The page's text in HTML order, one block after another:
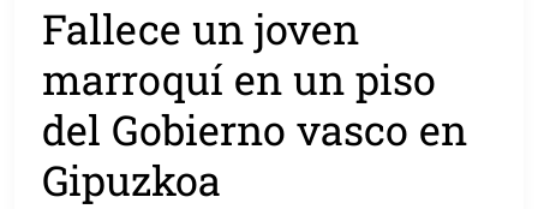
Fallece un joven
marroquí en un piso
del Gobierno vasco en
Gipuzkoa